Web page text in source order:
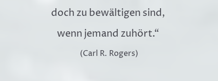
doch zu bewältigen sind,
wenn jemand zuhört.“
(Carl R. Rogers)